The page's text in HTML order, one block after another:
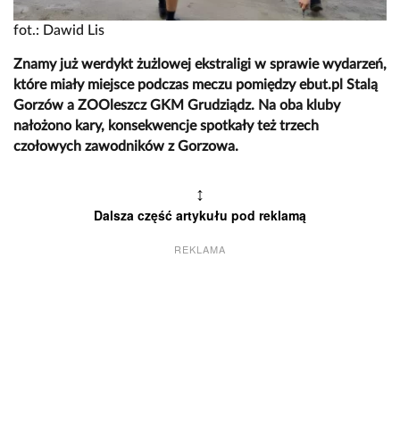
fot.: Dawid Lis
Znamy już werdykt żużlowej ekstraligi w sprawie wydarzeń,
które miały miejsce podczas meczu pomiędzy ebut.pl Stalą
Gorzów a ZOOleszcz GKM Grudziądz. Na oba kluby
nałożono kary, konsekwencje spotkały też trzech
czołowych zawodników z Gorzowa.
↕
Dalsza część artykułu pod reklamą
REKLAMA